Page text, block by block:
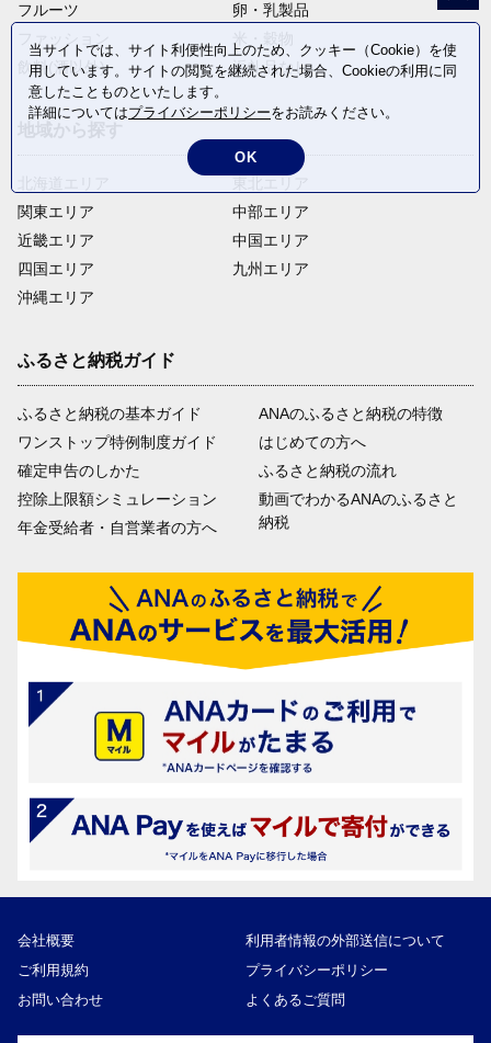
フルーツ
卵・乳製品
飲料(酒以外)
返礼品なし
関東エリア
近畿エリア
四国エリア
沖縄エリア
中部エリア
中国エリア
九州エリア
ふるさと納税ガイド
ふるさと納税の基本ガイド
ワンストップ特例制度ガイド
確定申告のしかた
控除上限額シミュレーション
年金受給者・自営業者の方へ
ANAのふるさと納税の特徴
はじめての方へ
ふるさと納税の流れ
動画でわかるANAのふるさと
納税
会社概要
利用者情報の外部送信について
ご利用規約
プライバシーポリシー
お問い合わせ
よくあるご質問
当サイトでは、サイト利便性向上のため、クッキー（Cookie）を使
用しています。サイトの閲覧を継続された場合、Cookieの利用に同
意したことものといたします。
詳細についてはプライバシーポリシーをお読みください。
OK